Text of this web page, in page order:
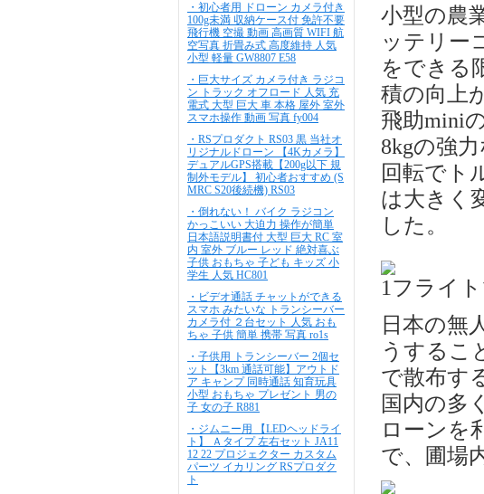
・初心者用 ドローン カメラ付き
100g未満 収納ケース付 免許不要
飛行機 空撮 動画 高画質 WIFI 航
空写真 折畳み式 高度維持 人気
小型 軽量 GW8807 E58
・巨大サイズ カメラ付き ラジコ
ン トラック オフロード 人気 充
電式 大型 巨大 車 本格 屋外 室外
スマホ操作 動画 写真 fy004
・RSプロダクト RS03 黒 当社オ
リジナルドローン 【4Kカメラ】
デュアルGPS搭載【200g以下 規
制外モデル】 初心者おすすめ (S
MRC S20後続機) RS03
・倒れない！ バイク ラジコン
かっこいい 大迫力 操作が簡単
日本語説明書付 大型 巨大 RC 室
内 室外 ブルー レッド 絶対喜ぶ
子供 おもちゃ 子ども キッズ 小
学生 人気 HC801
・ビデオ通話 チャットができる
スマホ みたいな トランシーバー
カメラ付 ２台セット 人気 おも
ちゃ 子供 簡単 携帯 写真 ro1s
・子供用 トランシーバー 2個セ
ット【3km 通話可能】アウトド
ア キャンプ 同時通話 知育玩具
小型 おもちゃ プレゼント 男の
子 女の子 R881
・ジムニー用 【LEDヘッドライ
ト】 Ａタイプ 左右セット JA11
12 22 プロジェクター カスタム
パーツ イカリング RSプロダク
ト
小型の農
ッテリー
をできる
積の向上
飛助mini
8kgの強
回転でト
は大きく
した。
1フライ
日本の無
うするこ
で散布す
国内の多
ローンを
で、圃場